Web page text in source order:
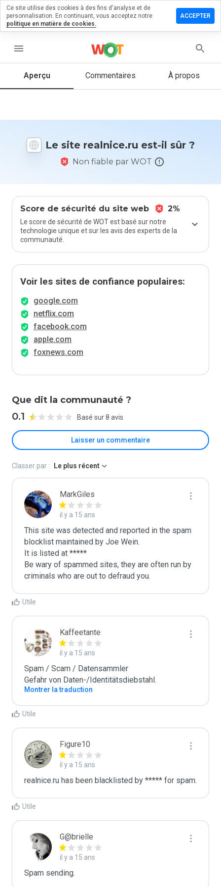
menu
Aperçu Commentaires À propos
Le site realnice.ru est-il sûr ?
Non fiable par WOT
Score de sécurité du site web 2%
Le score de sécurité de WOT est basé sur notre
technologie unique et sur les avis des experts de la
communauté.
Voir les sites de confiance populaires:
google.com
netflix.com
facebook.com
apple.com
foxnews.com
Que dit la communauté ?
0.1 Basé sur 8 avis
Laisser un commentaire
un
1 et 5
vous à ce
Classer par : Le plus récent
MarkGiles
il y a 15 ans
This site was detected and reported in the spam
blocklist maintained by Joe Wein.
It is listed at *****
Be wary of spammed sites, they are often run by
criminals who are out to defraud you.
Utile
Kaffeetante
il y a 15 ans
Spam / Scam / Datensammler
Gefahr von Daten-/Identitätsdiebstahl.
Montrer la traduction
Utile
Figure10
il y a 15 ans
realnice.ru has been blacklisted by ***** for spam.
Utile
G@brielle
il y a 15 ans
Spam sending.
Ce site utilise des cookies à des fins d'analyse et de
personnalisation. En continuant, vous acceptez notre
politique en matière de cookies.
ACCEPTER